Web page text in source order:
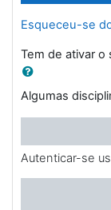
Esqueceu-se
Tem de ativar
Algumas
Autenticar-se